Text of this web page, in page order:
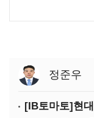
정준우